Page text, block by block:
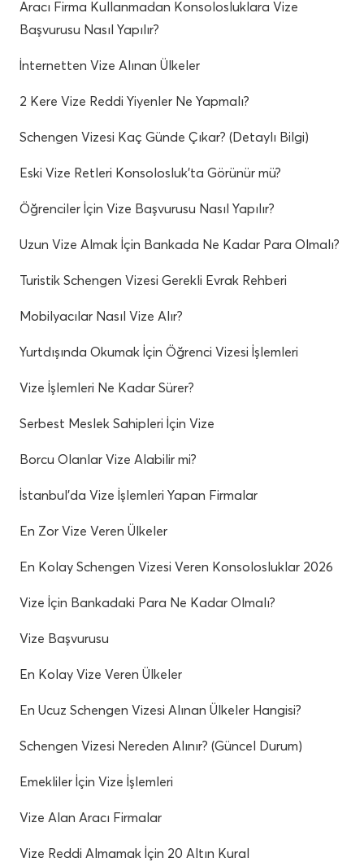
Aracı Firma Kullanmadan Konsolosluklara Vize
Başvurusu Nasıl Yapılır?
İnternetten Vize Alınan Ülkeler
2 Kere Vize Reddi Yiyenler Ne Yapmalı?
Schengen Vizesi Kaç Günde Çıkar? (Detaylı Bilgi)
Eski Vize Retleri Konsolosluk’ta Görünür mü?
Öğrenciler İçin Vize Başvurusu Nasıl Yapılır?
Uzun Vize Almak İçin Bankada Ne Kadar Para Olmalı?
Turistik Schengen Vizesi Gerekli Evrak Rehberi
Mobilyacılar Nasıl Vize Alır?
Yurtdışında Okumak İçin Öğrenci Vizesi İşlemleri
Vize İşlemleri Ne Kadar Sürer?
Serbest Meslek Sahipleri İçin Vize
Borcu Olanlar Vize Alabilir mi?
İstanbul’da Vize İşlemleri Yapan Firmalar
En Zor Vize Veren Ülkeler
En Kolay Schengen Vizesi Veren Konsolosluklar 2026
Vize İçin Bankadaki Para Ne Kadar Olmalı?
Vize Başvurusu
En Kolay Vize Veren Ülkeler
En Ucuz Schengen Vizesi Alınan Ülkeler Hangisi?
Schengen Vizesi Nereden Alınır? (Güncel Durum)
Emekliler İçin Vize İşlemleri
Vize Alan Aracı Firmalar
Vize Reddi Almamak İçin 20 Altın Kural